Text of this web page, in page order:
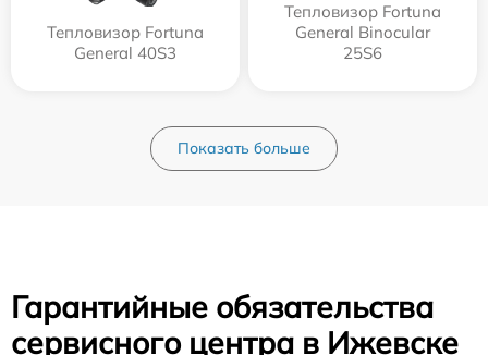
Тепловизор Fortuna
General 40S3
Тепловизор Fortuna
General Binocular
25S6
Показать больше
Гарантийные обязательства
сервисного центра в Ижевске